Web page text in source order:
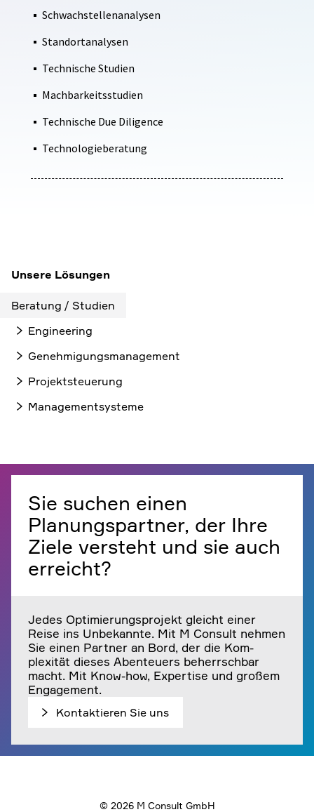
Schwachstellenanalysen
Standortanalysen
Technische Studien
Machbarkeitsstudien
Technische Due Diligence
Technologieberatung
Unsere Lösungen
Beratung / Studien
Engineering
Genehmigungsmanagement
Projektsteuerung
Managementsysteme
Sie suchen einen
Planungspartner, der Ihre
Ziele versteht und sie auch
erreicht?
Jedes Optimierungsprojekt gleicht einer
Reise ins Unbekannte. Mit M Consult nehmen
Sie einen Partner an Bord, der die Kom­
plexität dieses Abenteuers beherrschbar
macht. Mit Know-how, Expertise und großem
Engagement.
Kontaktieren Sie uns
© 2026 M Consult GmbH